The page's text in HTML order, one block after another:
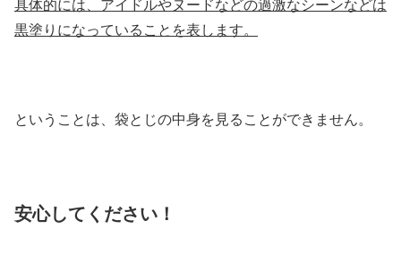
黒塗りになっていることを表します。
ということは、袋とじの中身を見ることができません。
安心してください！